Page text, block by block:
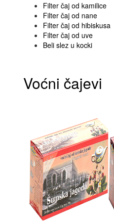
Filter čaj od kamilice
Filter čaj od nane
Filter čaj od hibiskusa
Filter čaj od uve
Beli slez u kocki
Voćni čajevi